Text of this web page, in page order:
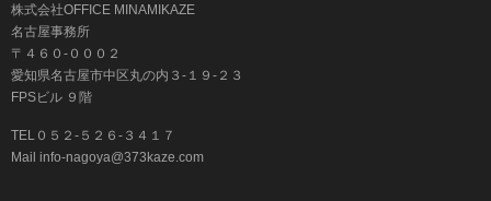
株式会社OFFICE MINAMIKAZE
名古屋事務所
〒４６０-０００２
愛知県名古屋市中区丸の内３-１９-２３
FPSビル ９階
TEL０５２-５２６-３４１７
Mail info-nagoya@373kaze.com